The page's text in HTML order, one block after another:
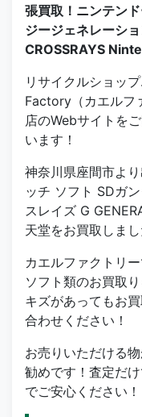
張買取！ニンテン
ジージェネレーシ
CROSSRAYS
リサイクルショッ
Factory（カエルフ
店のWebサイトを
います！
神奈川県座間市よ
ッチ ソフト SDガ
スレイズ G
天堂をお買取しまし
カエルファクトリ
ソフト類のお買取
キズがあってもお
合わせください！
お売りいただける
勧めです！査定だ
でご安心ください！